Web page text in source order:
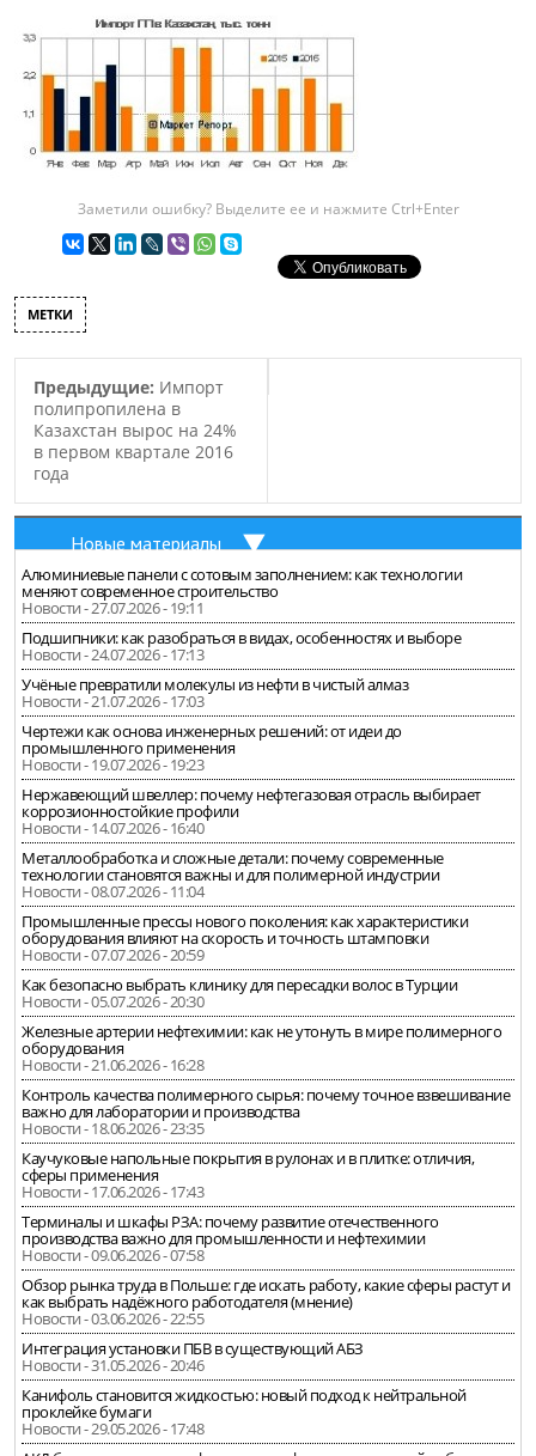
Заметили ошибку? Выделите ее и нажмите Ctrl+Enter
МЕТКИ
Предыдущие: Импорт
полипропилена в
Казахстан вырос на 24%
в первом квартале 2016
года
Новые материалы
Алюминиевые панели с сотовым заполнением: как технологии
меняют современное строительство
Новости - 27.07.2026 - 19:11
Подшипники: как разобраться в видах, особенностях и выборе
Новости - 24.07.2026 - 17:13
Учёные превратили молекулы из нефти в чистый алмаз
Новости - 21.07.2026 - 17:03
Чертежи как основа инженерных решений: от идеи до
промышленного применения
Новости - 19.07.2026 - 19:23
Нержавеющий швеллер: почему нефтегазовая отрасль выбирает
коррозионностойкие профили
Новости - 14.07.2026 - 16:40
Металлообработка и сложные детали: почему современные
технологии становятся важны и для полимерной индустрии
Новости - 08.07.2026 - 11:04
Промышленные прессы нового поколения: как характеристики
оборудования влияют на скорость и точность штамповки
Новости - 07.07.2026 - 20:59
Как безопасно выбрать клинику для пересадки волос в Турции
Новости - 05.07.2026 - 20:30
Железные артерии нефтехимии: как не утонуть в мире полимерного
оборудования
Новости - 21.06.2026 - 16:28
Контроль качества полимерного сырья: почему точное взвешивание
важно для лаборатории и производства
Новости - 18.06.2026 - 23:35
Каучуковые напольные покрытия в рулонах и в плитке: отличия,
сферы применения
Новости - 17.06.2026 - 17:43
Терминалы и шкафы РЗА: почему развитие отечественного
производства важно для промышленности и нефтехимии
Новости - 09.06.2026 - 07:58
Обзор рынка труда в Польше: где искать работу, какие сферы растут и
как выбрать надёжного работодателя (мнение)
Новости - 03.06.2026 - 22:55
Интеграция установки ПБВ в существующий АБЗ
Новости - 31.05.2026 - 20:46
Канифоль становится жидкостью: новый подход к нейтральной
проклейке бумаги
Новости - 29.05.2026 - 17:48